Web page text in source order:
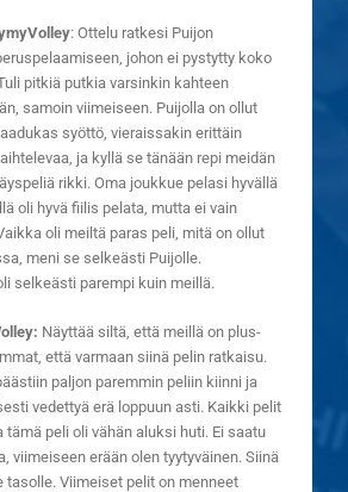
: Ottelu ratkesi Puijon
johon ei pystytty koko
pitkiä putkia varsinkin kahteen
samoin viimeiseen. Puijolla on ollut
syöttö, vieraissakin erittäin
ja kyllä se tänään repi meidän
rikki. Oma joukkue pelasi hyvällä
oli hyvä fiilis pelata, mutta ei vain
oli meiltä paras peli, mitä on ollut
meni se selkeästi Puijolle.
selkeästi parempi kuin meillä.
Näyttää siltä, että meillä on plus-
että varmaan siinä pelin ratkaisu.
paljon paremmin peliin kiinni ja
vedettyä erä loppuun asti. Kaikki pelit
tämä peli oli vähän aluksi huti. Ei saatu
viimeiseen erään olen tyytyväinen. Siinä
tasolle. Viimeiset pelit on menneet